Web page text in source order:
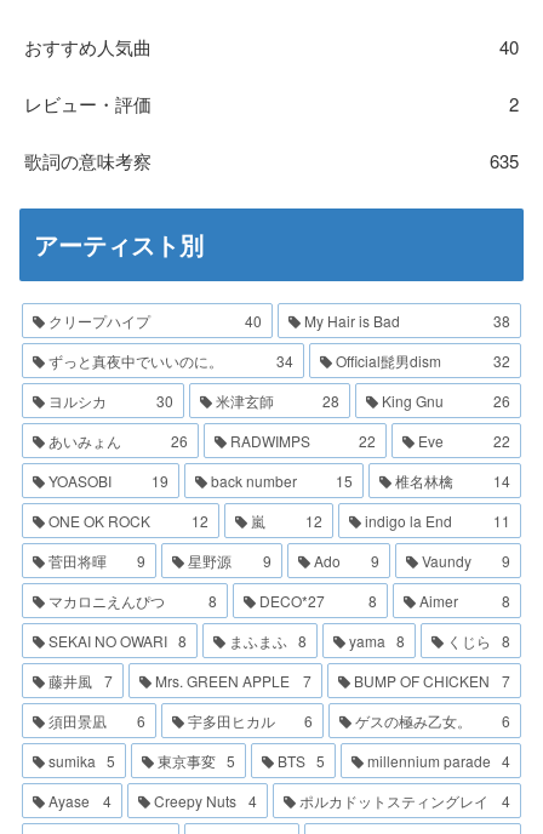
おすすめ人気曲 40
レビュー・評価 2
歌詞の意味考察 635
アーティスト別
クリープハイプ 40 My Hair is Bad
38
ずっと真夜中でいいのに。
34 Official髭男dism
32
ヨルシカ
30 米津玄師 28 King Gnu
26
あいみょん
26 RADWIMPS 22 Eve
22
YOASOBI
19 back number 15 椎名林檎
14
ONE OK ROCK
12 嵐 12 indigo la End
11
菅田将暉
9 星野源 9 Ado 9 Vaundy
9
マカロニえんぴつ
8 DECO*27 8 Aimer
8
SEKAI NO OWARI 8 まふまふ 8 yama 8 くじら
8
藤井風
7 Mrs. GREEN APPLE 7 BUMP OF CHICKEN
7
須田景凪
6 宇多田ヒカル 6 ゲスの極み乙女。
6
sumika 5 東京事変 5 BTS 5 millennium parade 4
Ayase
4 Creepy Nuts 4 ポルカドットスティングレイ
4